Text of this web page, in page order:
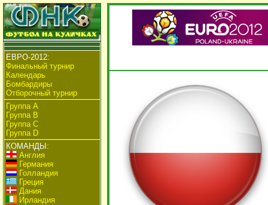
ЕВРО-2012:
Финальный турнир
Календарь
Бомбардиры
Отборочный турнир
Группа А
Группа B
Группа C
Группа D
КОМАНДЫ:
Англия
Германия
Голландия
Греция
Дания
Ирландия